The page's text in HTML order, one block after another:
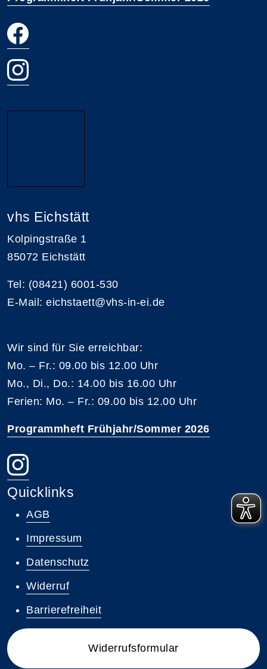
vhs Eichstätt
Kolpingstraße 1
85072 Eichstätt
Tel: (08421) 6001-530
E-Mail: eichstaett@vhs-in-ei.de
Wir sind für Sie erreichbar:
Mo. – Fr.: 09.00 bis 12.00 Uhr
Mo., Di., Do.: 14.00 bis 16.00 Uhr
Ferien: Mo. – Fr.: 09.00 bis 12.00 Uhr
Programmheft Frühjahr/Sommer 2026
Quicklinks
AGB
Impressum
Datenschutz
Widerruf
Barrierefreiheit
Widerrufsformular